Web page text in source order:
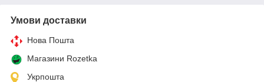
Умови доставки
Нова Пошта
Магазини Rozetka
Укрпошта